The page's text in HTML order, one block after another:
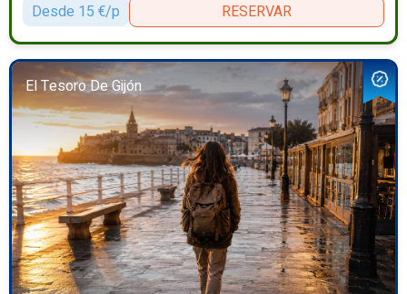
Desde 15 €/p
RESERVAR
El Tesoro De Gijón